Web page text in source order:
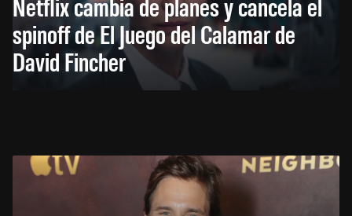
spinoff de El Juego del Calamar de
David Fincher